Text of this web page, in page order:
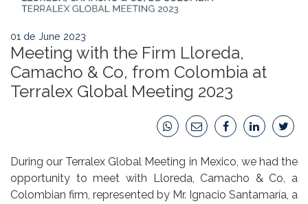
01 de June 2023
Meeting with the Firm Lloreda,
Camacho & Co, from Colombia at
Terralex Global Meeting 2023
During our Terralex Global Meeting in Mexico, we had the
opportunity to meet with Lloreda, Camacho & Co, a
Colombian firm, represented by Mr. Ignacio Santamaría, a